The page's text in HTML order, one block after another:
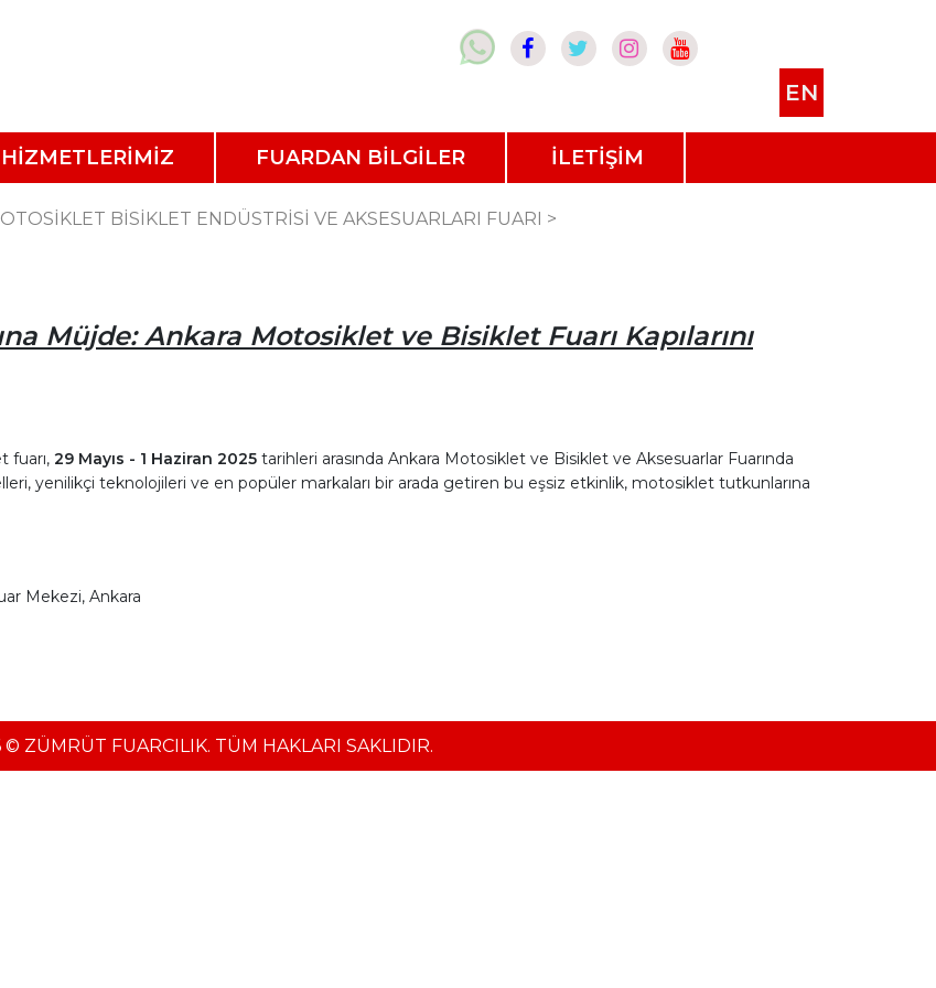
EN
HİZMETLERİMİZ FUARDAN BİLGİLER İLETİŞİM
BİSİKLET ENDÜSTRİSİ VE AKSESUARLARI FUARI >
Müjde: Ankara Motosiklet ve Bisiklet Fuarı Kapılarını
fuarı, 29 Mayıs - 1 Haziran 2025 tarihleri arasında Ankara Motosiklet ve Bisiklet ve Aksesuarlar Fuarında
yenilikçi teknolojileri ve en popüler markaları bir arada getiren bu eşsiz etkinlik, motosiklet tutkunlarına
Mekezi, Ankara
ZÜMRÜT FUARCILIK. TÜM HAKLARI SAKLIDIR.